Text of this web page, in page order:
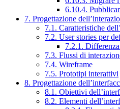
6.10.4.
7. Progettazione
7.1. Caratteristiche
7.2. User stories per
7.2.1.
7.3. Flussi di
7.4. Wireframe
7.5. Prototipi interattivi
8. Progettazione
8.1. Obiettivi
8.2. Elementi